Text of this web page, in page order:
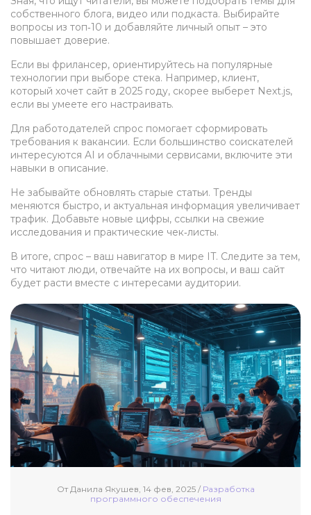
собственного блога, видео или подкаста. Выбирайте
вопросы из топ‑10 и добавляйте личный опыт – это
повышает доверие.
Если вы фрилансер, ориентируйтесь на популярные
технологии при выборе стека. Например, клиент,
который хочет сайт в 2025 году, скорее выберет Next.js,
если вы умеете его настраивать.
Для работодателей спрос помогает сформировать
требования к вакансии. Если большинство соискателей
интересуются AI и облачными сервисами, включите эти
навыки в описание.
Не забывайте обновлять старые статьи. Тренды
меняются быстро, и актуальная информация увеличивает
трафик. Добавьте новые цифры, ссылки на свежие
исследования и практические чек‑листы.
В итоге, спрос – ваш навигатор в мире IT. Следите за тем,
что читают люди, отвечайте на их вопросы, и ваш сайт
будет расти вместе с интересами аудитории.
От Данила Якушев, 14 фев, 2025 / Разработка
программного обеспечения